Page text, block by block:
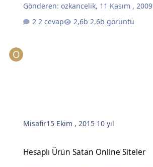
Gönderen:ozkancelik, 11 Kasım , 2009
2 cevap
2,6b görüntü
Misafir15 Ekim , 2015 10 yıl
Hesaplı Ürün Satan Online Siteler